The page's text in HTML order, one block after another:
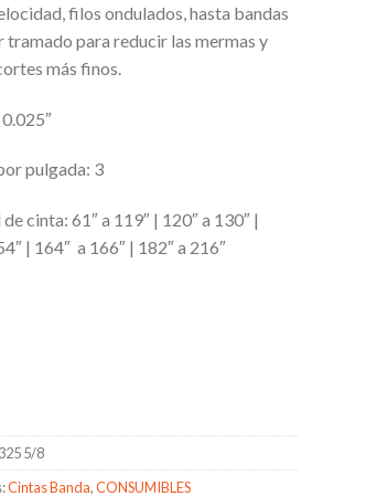
filos ondulados, hasta bandas
tramado para reducir las mermas y
más finos.
pulgada: 3
cinta: 61″ a 119″ | 120″ a 130″ |
| 164″ a 166″ | 182″ a 216″
5/8
Cintas Banda,CONSUMIBLES